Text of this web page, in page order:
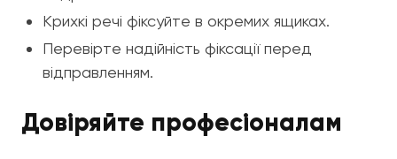
Крихкі речі фіксуйте в окремих ящиках.
Перевірте надійність фіксації перед
відправленням.
Довіряйте професіоналам